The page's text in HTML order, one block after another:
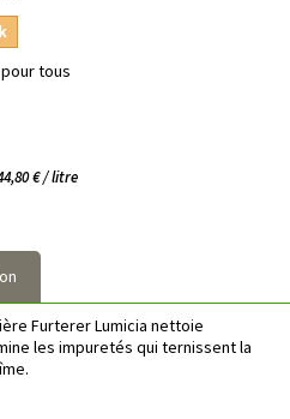
tous
€ / litre
Furterer Lumicia nettoie
les impuretés qui ternissent la